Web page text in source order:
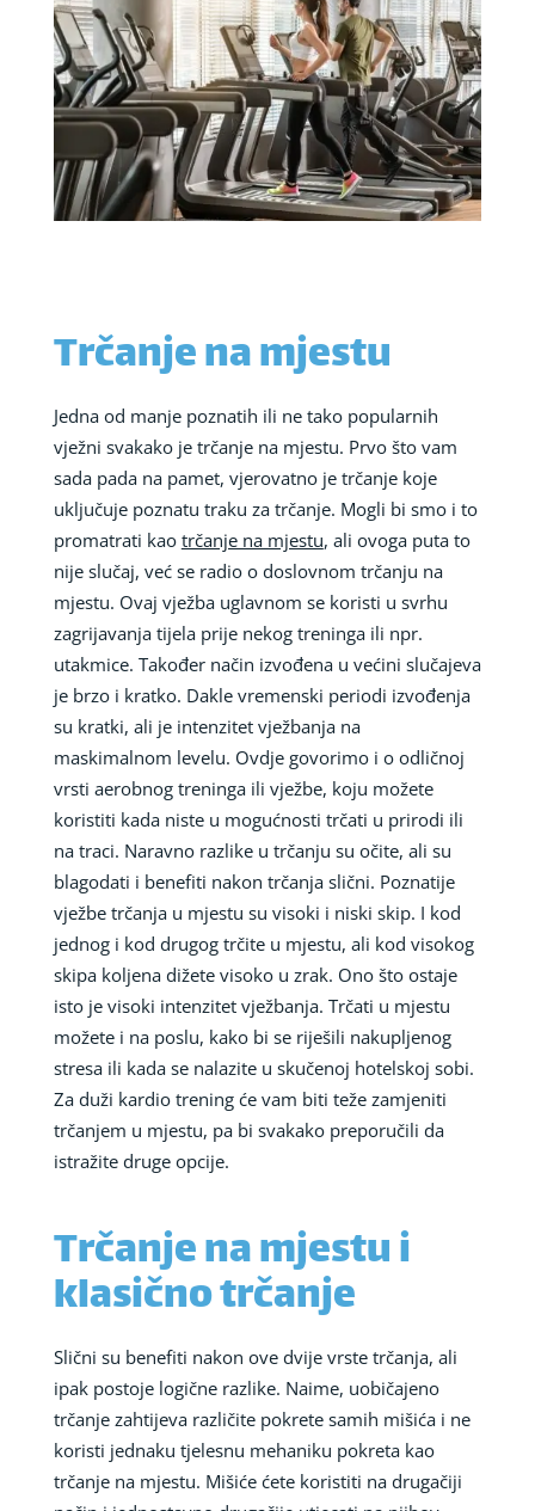
Trčanje na mjestu
Jedna od manje poznatih ili ne tako popularnih
vježni svakako je trčanje na mjestu. Prvo što vam
sada pada na pamet, vjerovatno je trčanje koje
uključuje poznatu traku za trčanje. Mogli bi smo i to
promatrati kao trčanje na mjestu, ali ovoga puta to
nije slučaj, već se radio o doslovnom trčanju na
mjestu. Ovaj vježba uglavnom se koristi u svrhu
zagrijavanja tijela prije nekog treninga ili npr.
utakmice. Također način izvođena u većini slučajeva
je brzo i kratko. Dakle vremenski periodi izvođenja
su kratki, ali je intenzitet vježbanja na
maskimalnom levelu. Ovdje govorimo i o odličnoj
vrsti aerobnog treninga ili vježbe, koju možete
koristiti kada niste u mogućnosti trčati u prirodi ili
na traci. Naravno razlike u trčanju su očite, ali su
blagodati i benefiti nakon trčanja slični. Poznatije
vježbe trčanja u mjestu su visoki i niski skip. I kod
jednog i kod drugog trčite u mjestu, ali kod visokog
skipa koljena dižete visoko u zrak. Ono što ostaje
isto je visoki intenzitet vježbanja. Trčati u mjestu
možete i na poslu, kako bi se riješili nakupljenog
stresa ili kada se nalazite u skučenoj hotelskoj sobi.
Za duži kardio trening će vam biti teže zamjeniti
trčanjem u mjestu, pa bi svakako preporučili da
istražite druge opcije.
Trčanje na mjestu i
klasično trčanje
Slični su benefiti nakon ove dvije vrste trčanja, ali
ipak postoje logične razlike. Naime, uobičajeno
trčanje zahtijeva različite pokrete samih mišića i ne
koristi jednaku tjelesnu mehaniku pokreta kao
trčanje na mjestu. Mišiće ćete koristiti na drugačiji